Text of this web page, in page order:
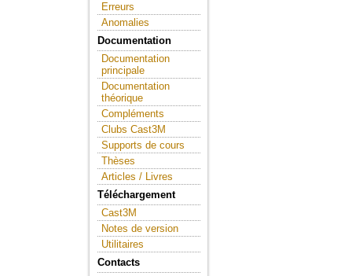
Erreurs
Anomalies
Documentation
Documentation
principale
Documentation
théorique
Compléments
Clubs Cast3M
Supports de cours
Thèses
Articles / Livres
Téléchargement
Cast3M
Notes de version
Utilitaires
Contacts